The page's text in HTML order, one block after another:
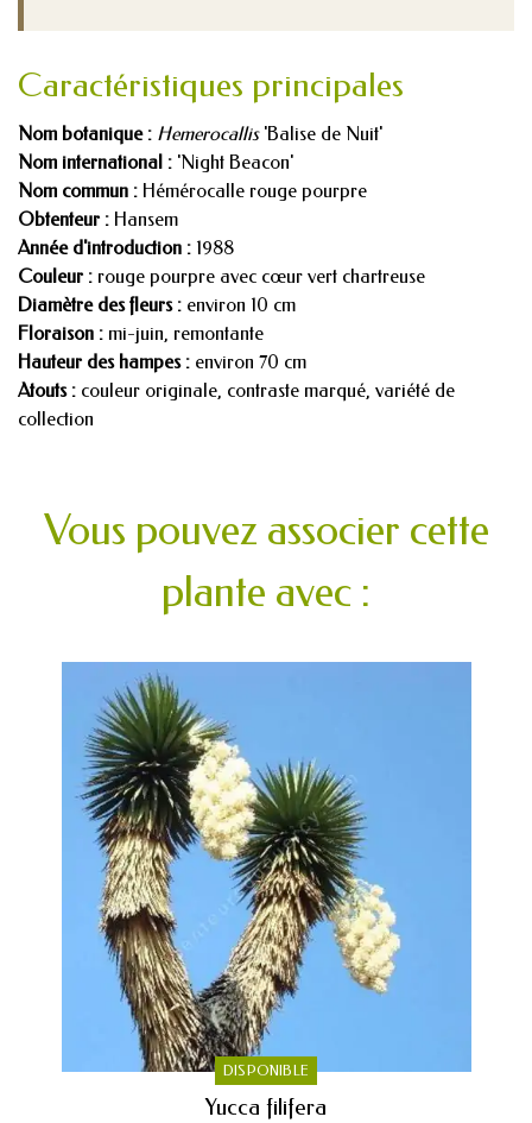
Caractéristiques principales
Nom botanique : Hemerocallis'Balise de Nuit'
Nom international : 'Night Beacon'
Nom commun : Hémérocalle rouge pourpre
Obtenteur : Hansem
Année d'introduction : 1988
Couleur : rouge pourpre avec cœur vert chartreuse
Diamètre des fleurs : environ 10 cm
Floraison : mi-juin, remontante
Hauteur des hampes : environ 70 cm
Atouts : couleur originale, contraste marqué, variété de
collection
Vous pouvez associer cette
plante avec :
DISPONIBLE
Yucca filifera